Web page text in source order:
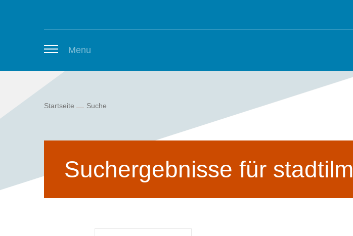
Menu
Thüringer Stellenbörse
Newsletter
Startseite Suche
Suchergebnisse für stadtilm